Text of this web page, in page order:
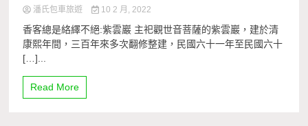
潘氏包車旅遊 10 2 月, 2022
香客總是絡繹不絕:紫雲巖 主祀觀世音菩薩的紫雲巖，建於清
康熙年間，三百年來多次翻修整建，民國六十一年至民國六十
[…]...
Read More